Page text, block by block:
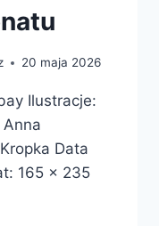
20 maja 2026
Ilustracje:
Anna
Data
165 x 235